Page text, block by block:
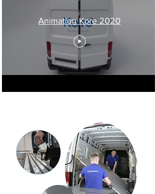
Animation Kore 2020